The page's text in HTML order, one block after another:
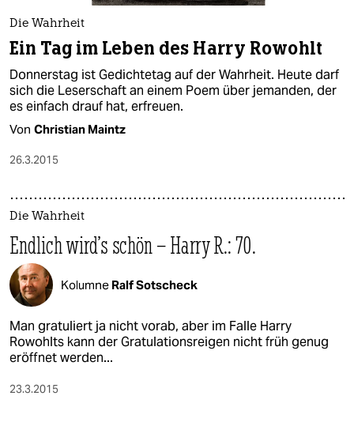
Die Wahrheit
Ein Tag im Leben des Harry Rowohlt
Donnerstag ist Gedichtetag auf der Wahrheit. Heute darf
sich die Leserschaft an einem Poem über jemanden, der
es einfach drauf hat, erfreuen.
Von Christian Maintz
26.3.2015
Die Wahrheit
Endlich wird's schön – Harry R.: 70.
Kolumne Ralf Sotscheck
Man gratuliert ja nicht vorab, aber im Falle Harry
Rowohlts kann der Gratulationsreigen nicht früh genug
eröffnet werden...
23.3.2015